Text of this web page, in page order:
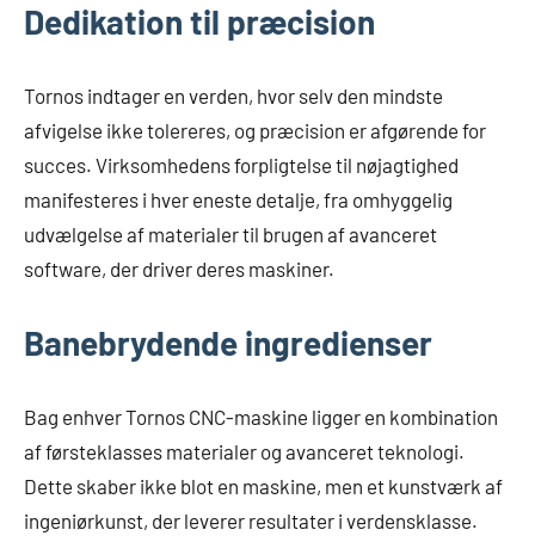
Dedikation til præcision
Tornos indtager en verden, hvor selv den mindste
afvigelse ikke tolereres, og præcision er afgørende for
succes. Virksomhedens forpligtelse til nøjagtighed
manifesteres i hver eneste detalje, fra omhyggelig
udvælgelse af materialer til brugen af avanceret
software, der driver deres maskiner.
Banebrydende ingredienser
Bag enhver Tornos CNC-maskine ligger en kombination
af førsteklasses materialer og avanceret teknologi.
Dette skaber ikke blot en maskine, men et kunstværk af
ingeniørkunst, der leverer resultater i verdensklasse.